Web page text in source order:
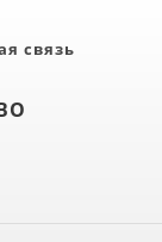
связь